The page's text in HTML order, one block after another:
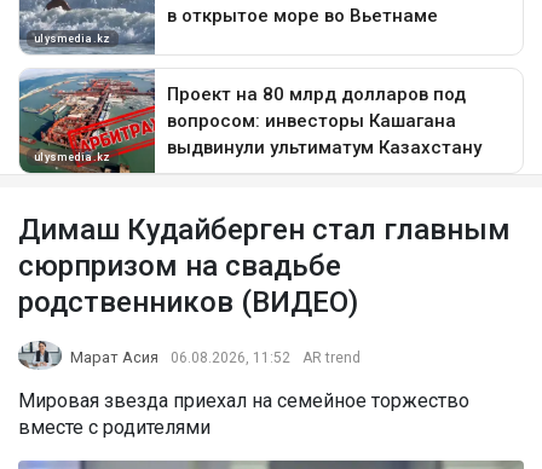
Димаш Кудайберген стал главным
сюрпризом на свадьбе
родственников (ВИДЕО)
Марат Асия 06.08.2026, 11:52 AR trend
Мировая звезда приехал на семейное торжество
вместе с родителями